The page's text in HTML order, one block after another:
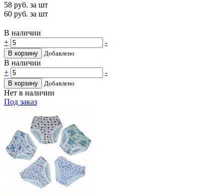
58 руб. за шт
60 руб. за шт
В наличии
+
-
В корзину Добавлено
В наличии
+
-
В корзину Добавлено
Нет в наличии
Под заказ